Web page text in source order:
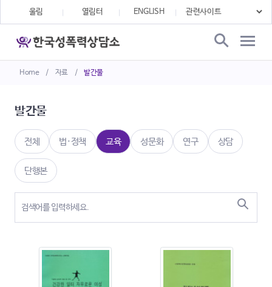
Home / 자료 / 발간물
울림 열림터 ENGLISH
발간물
전체 법·정책 교육 성문화 연구 상담
단행본